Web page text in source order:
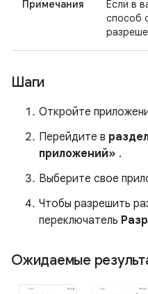
Примечания
Если в
способ
Шаги
Откройте
Перейдите в
приложений» .
Выберите свое
Чтобы разрешить
переключатель
Ожидаемые